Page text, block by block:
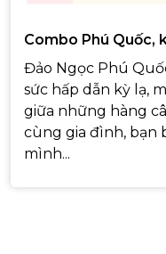
Combo Phú Quốc,
Đảo Ngọc Phú
sức hấp dẫn kỳ lạ,
giữa những hàng
cùng gia đình, bạn
mình...